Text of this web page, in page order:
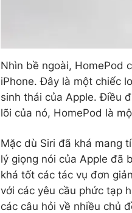
Nhìn bề ngoài, HomePod
iPhone. Đây là một chiếc
sinh thái của Apple. Điều
lõi của nó, HomePod là
Mặc dù Siri đã khá mang
lý giọng nói của Apple đã
khá tốt các tác vụ đơn
với các yêu cầu phức tạp
các câu hỏi về nhiều chủ